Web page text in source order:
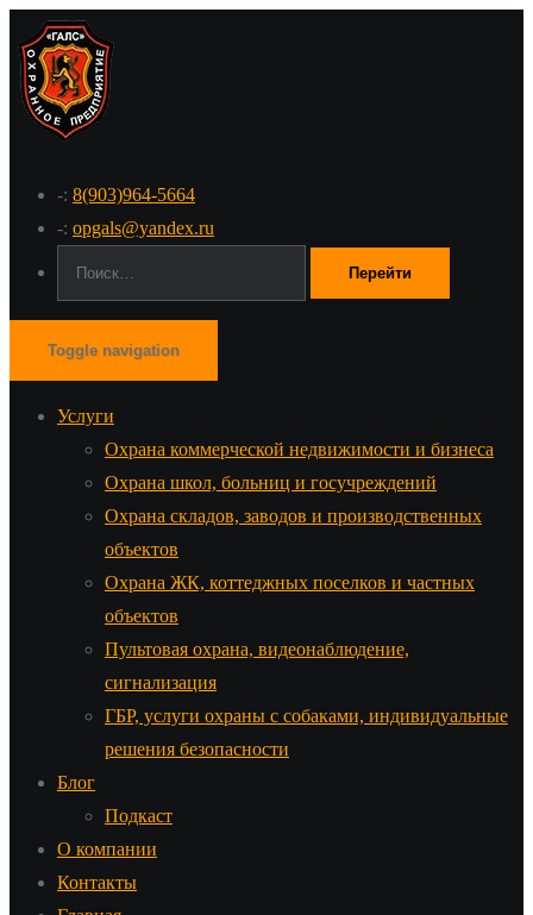
-: 8(903)964-5664
-: opgals@yandex.ru
Toggle navigation
Услуги
Охрана коммерческой недвижимости и бизнеса
Охрана школ, больниц и госучреждений
Охрана складов, заводов и производственных
объектов
Охрана ЖК, коттеджных поселков и частных
объектов
Пультовая охрана, видеонаблюдение,
сигнализация
ГБР, услуги охраны с собаками, индивидуальные
решения безопасности
Блог
Подкаст
О компании
Контакты